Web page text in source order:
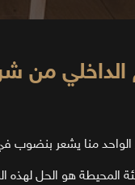
من
الواحد منا يشعر
المحيطة هو الحل لهذه